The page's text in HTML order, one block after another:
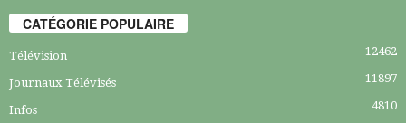
CATÉGORIE POPULAIRE
Télévision 12462
Journaux Télévisés 11897
Infos 4810